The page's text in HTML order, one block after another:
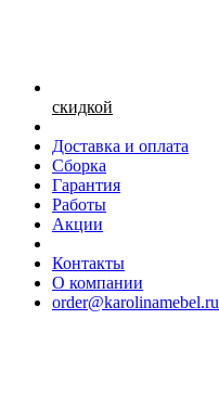
скидкой
Доставка и оплата
Сборка
Гарантия
Работы
Акции
Контакты
О компании
order@karolinamebel.ru